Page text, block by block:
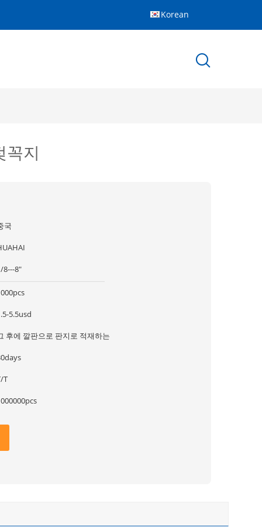
Korean
꼭지
국
8---8"
5.5usd
후에 깔판으로 판지로 적재하는
T